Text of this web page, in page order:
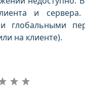
и
глобальными
на клиенте).